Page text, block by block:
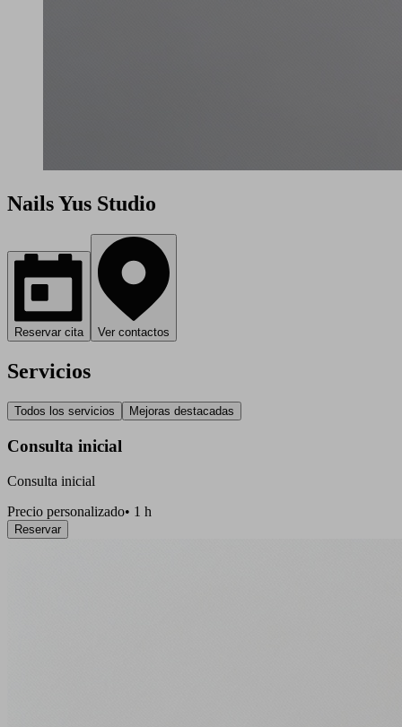
Nails Yus Studio
Reservar cita Ver contactos
Servicios
Todos los servicios Mejoras destacadas
Consulta inicial
Consulta inicial
Precio personalizado• 1 h
Reservar